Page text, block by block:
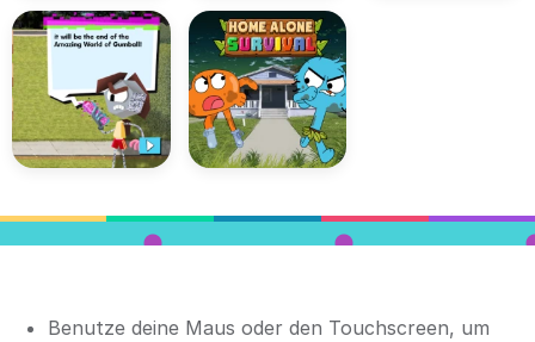
Benutze deine Maus oder den Touchscreen, um